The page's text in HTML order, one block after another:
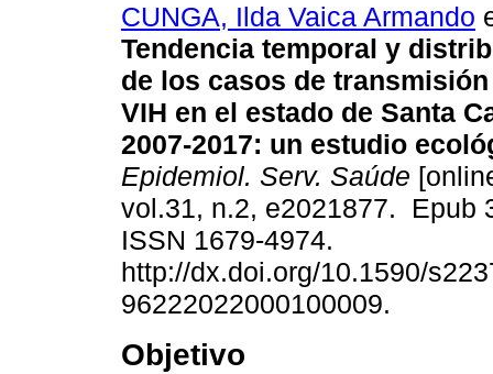
CUNGA, Ilda Vaica Armando
Tendencia temporal y
de los casos de
VIH en el estado de Santa
2007-2017: un estudio
Epidemiol. Serv. Saúde
vol.31, n.2, e2021877. Epub
ISSN 1679-4974.
http://dx.doi.org/10.1590/
96222022000100009.
Objetivo